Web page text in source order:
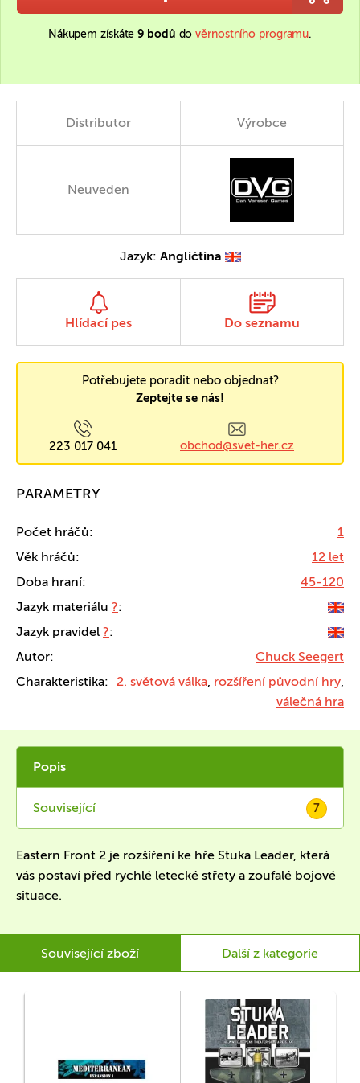
Nákupem získáte9 bodů dověrnostního programu.
Distributor Výrobce
Neuveden
Jazyk: Angličtina
Hlídací pes Do seznamu
Potřebujete poradit nebo objednat?
Zeptejte se nás!
223 017 041 obchod@svet-her.cz
PARAMETRY
Počet hráčů:
1
Věk hráčů:
12 let
Doba hraní:
45-120
Jazyk materiálu ?:
Jazyk pravidel ?:
Autor:
Chuck Seegert
Charakteristika:
2. světová válka, rozšíření původní hry,
válečná hra
Popis
Související 7
Eastern Front 2 je rozšíření ke hře Stuka Leader, která
vás postaví před rychlé letecké střety a zoufalé bojové
situace.
Související zboží Další z kategorie